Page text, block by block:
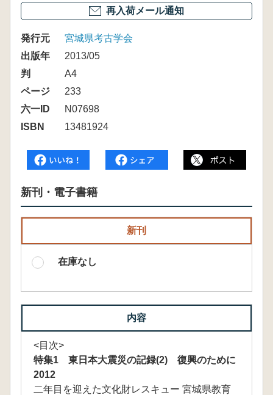
再入荷メール通知
発行元
宮城県考古学会
出版年
2013/05
判
A4
ページ
233
六一ID
N07698
ISBN
13481924
新刊・電子書籍
新刊
在庫なし
内容
<目次>
特集1 東日本大震災の記録(2) 復興のために
2012
二年目を迎えた文化財レスキュー 宮城県教育